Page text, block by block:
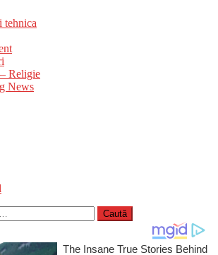
tehnica
Religie
News